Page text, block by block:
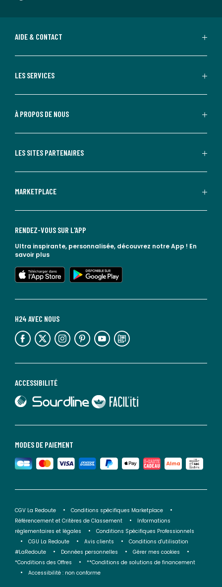
AIDE & CONTACT
LES SERVICES
À PROPOS DE NOUS
LES SITES PARTENAIRES
MARKETPLACE
MODES DE PAIEMENT
ACCESSIBILITÉ
lien vers Sourdline
lien vers Faciliti
H24 AVEC NOUS
lien vers l'espace réseaux sociaux lien vers l'espace réseaux sociaux lien vers l'espace réseaux sociaux lien vers l'espace réseaux sociaux lien vers l'espace réseaux sociaux lien vers le blog la redoute
RENDEZ-VOUS SUR L'APP
Ultra inspirante, personnalisée, découvrez notre App ! En
savoir plus
lien vers l'app store
lien vers google play
CGV La Redoute
Conditions spécifiques Marketplace
Référencement et Critères de Classement
Informations
réglementaires et légales
Conditions Spécifiques Professionnels
CGU La Redoute
Avis clients
Conditions d'utilisation
#LaRedoute
Données personnelles
Gérer mes cookies
*Conditions des Offres
**Conditions de solutions de financement
Accessibilité : non conforme